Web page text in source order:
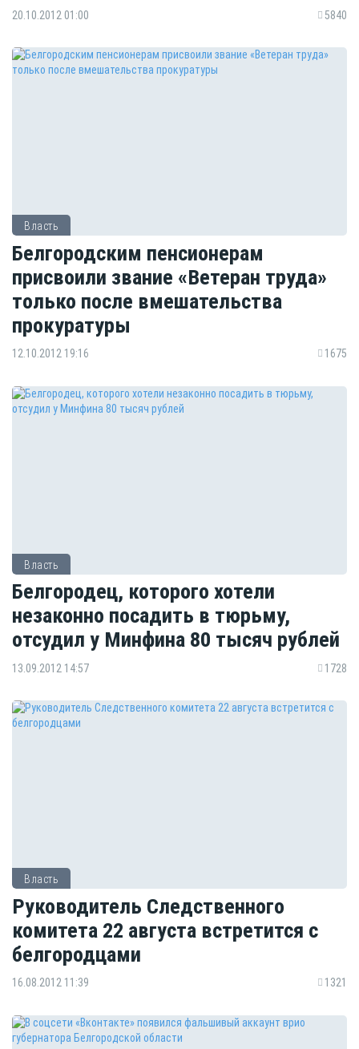
20.10.2012 01:00 5840
Власть
Белгородским пенсионерам
присвоили звание «Ветеран труда»
только после вмешательства
прокуратуры
12.10.2012 19:16 1675
Власть
Белгородец, которого хотели
незаконно посадить в тюрьму,
отсудил у Минфина 80 тысяч рублей
13.09.2012 14:57 1728
Власть
Руководитель Следственного
комитета 22 августа встретится с
белгородцами
16.08.2012 11:39 1321